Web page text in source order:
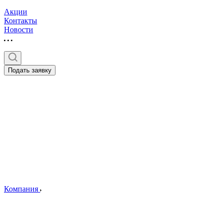
Акции
Контакты
Новости
Подать заявку
Компания